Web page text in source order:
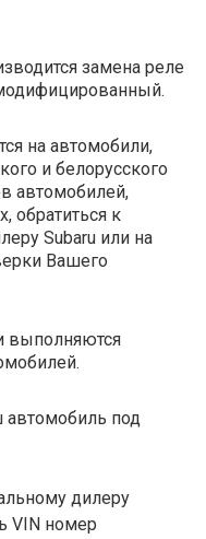
замена реле
на автомобили,
и белорусского
автомобилей,
обратиться к
Subaru или на
Вашего
выполняются
автомобиль под
дилеру
VIN номер